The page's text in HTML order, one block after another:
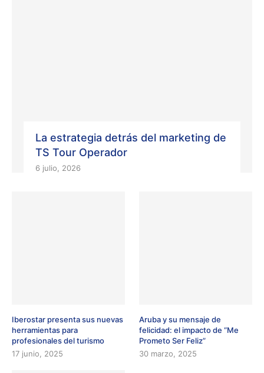
La estrategia detrás del marketing de
TS Tour Operador
6 julio, 2026
Iberostar presenta sus nuevas
herramientas para
profesionales del turismo
17 junio, 2025
Aruba y su mensaje de
felicidad: el impacto de “Me
Prometo Ser Feliz”
30 marzo, 2025